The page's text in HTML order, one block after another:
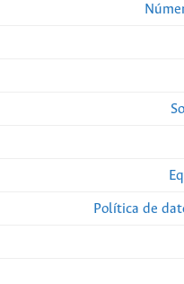
Política de